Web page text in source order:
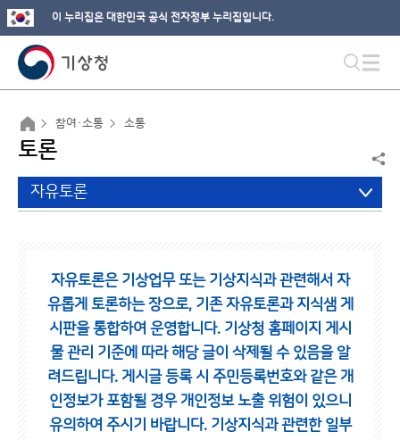
이 누리집은 대한민국 공식 전자정부 누리집입니다.
참여·소통 소통
토론
자유토론
자유토론은 기상업무 또는 기상지식과 관련해서 자
유롭게 토론하는 장으로, 기존 자유토론과 지식샘 게
시판을 통합하여 운영합니다. 기상청 홈페이지 게시
물 관리 기준에 따라 해당 글이 삭제될 수 있음을 알
려드립니다. 게시글 등록 시 주민등록번호와 같은 개
인정보가 포함될 경우 개인정보 노출 위험이 있으니
유의하여 주시기 바랍니다. 기상지식과 관련한 일부